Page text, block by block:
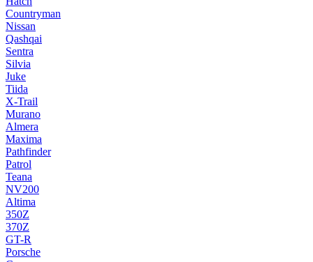
Countryman
Nissan
Qashqai
Sentra
Silvia
Juke
Tiida
X-Trail
Murano
Almera
Maxima
Pathfinder
Patrol
Teana
NV200
Altima
350Z
370Z
GT-R
Porsche